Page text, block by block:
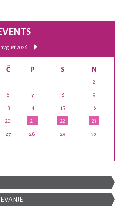
avgust 2026
Č P S N
1 2
6 7 8 9
13 14 15 16
20 21 22 23
27 28 29 30